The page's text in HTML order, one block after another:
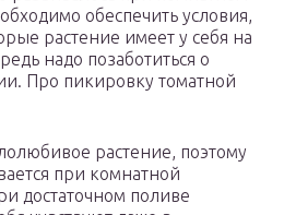
обеспечить условия,
растение имеет у себя на
надо позаботиться о
Про пикировку томатной
растение, поэтому
при комнатной
достаточном поливе